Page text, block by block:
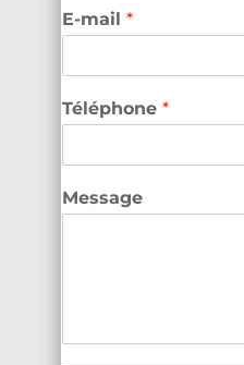
r
é
m
E-mail *
Téléphone *
Message